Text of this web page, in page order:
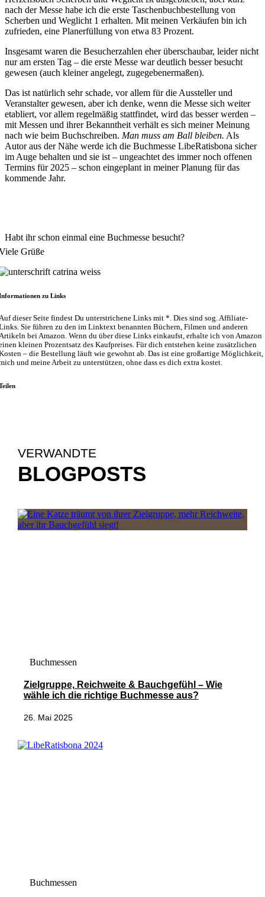
nach der Messe habe ich die erste Taschenbuchbestellung von
Scherben und Weglicht 1 erhalten. Mit meinen Verkäufen bin ich
zufrieden, eine Planerfüllung von etwa 83 Prozent.
Insgesamt waren die Besucherzahlen eher überschaubar, leider nicht
nur am ersten Tag – die erste Messe war deutlich besser besucht
gewesen (auch kleiner angelegt, zugegebenermaßen).
Das ist natürlich sehr schade, vor allem für die Aussteller und
Veranstalter gewesen, aber ich denke, wenn die Messe sich weiter
etabliert, vor allem regelmäßig stattfindet, wird das besser werden –
mit Messen und ihrer Bekanntheit verhält es sich meiner Meinung
nach wie beim Buchschreiben. Man muss am Ball bleiben. Als
Autor aus der Nähe werde ich die Buchmesse LibeRatisbona sicher
im Auge behalten und sie ist – ungeachtet des immer noch offenen
Termins für 2025 – schon eingeplant in meiner Planung für das
kommende Jahr.
Habt ihr schon einmal eine Buchmesse besucht?
Grüße
zu Links
dieser Seite findest Du unterstrichene Links mit *. Dies sind sog. Affiliate-
Sie führen zu den im Linktext benannten Büchern, Filmen und anderen
bei Amazon. Wenn du über diese Links einkaufst, erhalte ich von Amazon
kleinen Prozentsatz des Kaufpreises. Für dich entstehen keine zusätzlichen
– die Bestellung läuft wie gewohnt ab. Das ist eine großartige Möglichkeit,
und meine Arbeit zu unterstützen, ohne dass es dich extra kostet.
VERWANDTE
BLOGPOSTS
Buchmessen
Zielgruppe, Reichweite & Bauchgefühl – Wie
wähle ich die richtige Buchmesse aus?
26. Mai 2025
Buchmessen